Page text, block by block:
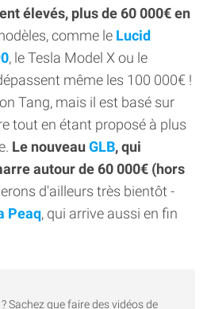
élevés, plus de 60 000€ en
comme le Lucid
, le Tesla Model X ou le
même les 100 000€ !
Tang, mais il est basé sur
tout en étant proposé à plus
Le nouveau GLB, qui
autour de 60 000€ (hors
d'ailleurs très bientôt -
Peaq, qui arrive aussi en fin
Sachez que faire des vidéos de